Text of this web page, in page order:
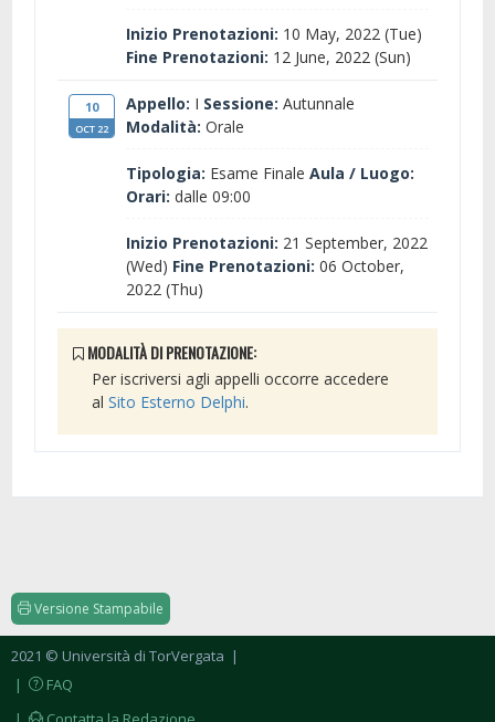
Inizio Prenotazioni: 10 May, 2022 (Tue)
Fine Prenotazioni: 12 June, 2022 (Sun)
10
OCT 22
Appello: I Sessione: Autunnale
Modalità: Orale
Tipologia: Esame Finale Aula / Luogo:
Orari: dalle 09:00
Inizio Prenotazioni: 21 September, 2022
(Wed) Fine Prenotazioni: 06 October,
2022 (Thu)
MODALITÀ DI PRENOTAZIONE:
Per iscriversi agli appelli occorre accedere
al Sito Esterno Delphi.
Versione Stampabile
2021 © Università di TorVergata
|
FAQ
|